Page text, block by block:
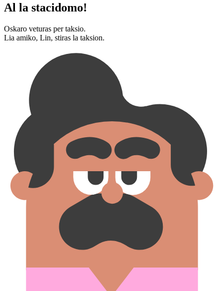
Al la stacidomo!
Oskaro veturas per taksio.
Lia amiko, Lin, stiras la taksion.